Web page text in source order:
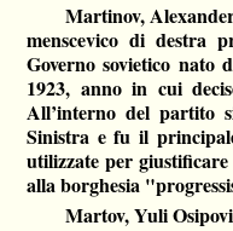
Martinov,
menscevico di destra
Governo sovietico nato
1923, anno in cui
All’interno del partito
Sinistra e fu il
utilizzate per
alla borghesia
Martov, Yuli